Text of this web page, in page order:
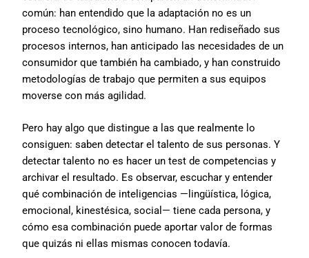
común: han entendido que la adaptación no es un
proceso tecnológico, sino humano. Han rediseñado sus
procesos internos, han anticipado las necesidades de un
consumidor que también ha cambiado, y han construido
metodologías de trabajo que permiten a sus equipos
moverse con más agilidad.
Pero hay algo que distingue a las que realmente lo
consiguen: saben detectar el talento de sus personas. Y
detectar talento no es hacer un test de competencias y
archivar el resultado. Es observar, escuchar y entender
qué combinación de inteligencias —lingüística, lógica,
emocional, kinestésica, social— tiene cada persona, y
cómo esa combinación puede aportar valor de formas
que quizás ni ellas mismas conocen todavía.